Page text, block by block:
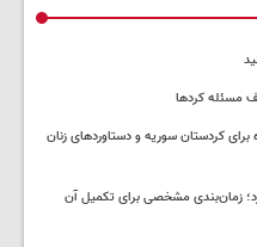
مسئله کردها
کردستان سوریه و دستاوردهای زنان
زمان‌بندی مشخصی برای تکمیل آن